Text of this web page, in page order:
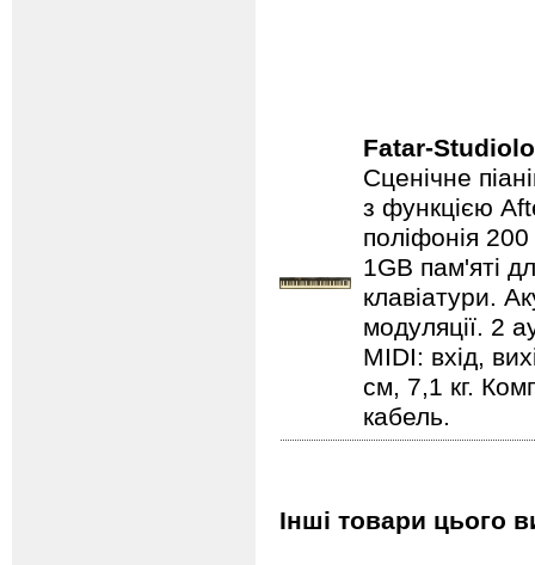
Fatar-
Сценічне
з функцією
поліфонія
1GB пам'яті
клавіатури.
модуляції. 2
MIDI: вхід,
см, 7,1 кг.
кабель.
Інші товари цього